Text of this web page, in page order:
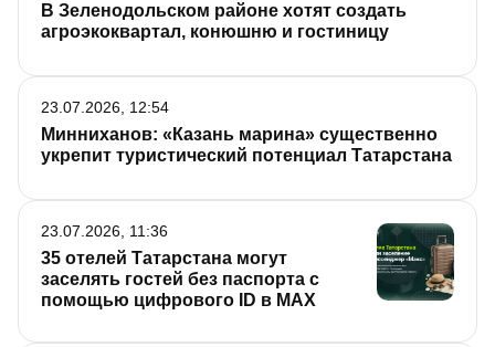
В Зеленодольском районе хотят создать
агроэкоквартал, конюшню и гостиницу
Минниханов: «Казань марина» существенно
укрепит туристический потенциал Татарстана
23.07.2026, 12:54
35 отелей Татарстана могут
заселять гостей без паспорта с
помощью цифрового ID в МАХ
23.07.2026, 11:36